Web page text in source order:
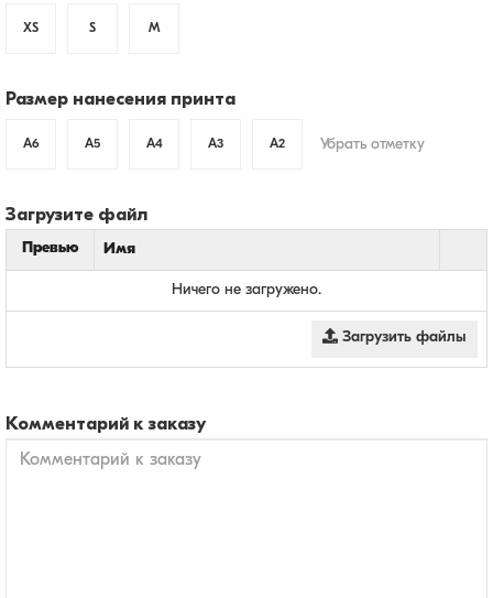
XS S M
Размер нанесения принта
A6 A5 A4 A3 A2 Убрать отметку
Загрузите файл
Превью Имя
Ничего не загружено.
Загрузить файлы
Комментарий к заказу